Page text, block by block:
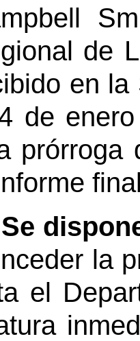
de
en la
de
prórroga
Se
la
el